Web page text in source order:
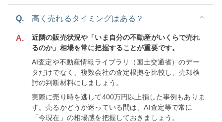
Q. 高く売れるタイミングはある？
A.
近隣の販売状況や「いま自分の不動産がいくらで売れ
るのか」相場を常に把握することが重要です。
AI査定や不動産情報ライブラリ（国土交通省）のデー
タだけでなく、複数会社の査定根拠を比較し、売却検
討の判断材料にしましょう。
実際に売り時を逃して400万円以上損した事例もありま
す。売るかどうか迷っている間は、AI査定等で常に
「今現在」の相場感を把握しておきましょう。